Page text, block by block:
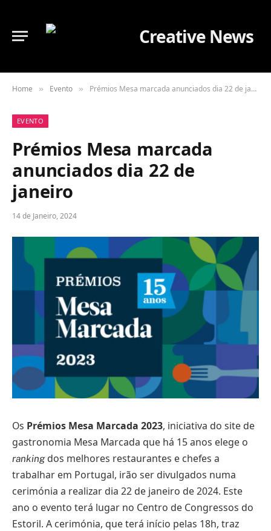
Home » Evento » Prémios Mesa marcada anunciados dia 22 de janeiro
EVENTO
Prémios Mesa marcada
anunciados dia 22 de
janeiro
14 de Janeiro, 2024
Os Prémios Mesa Marcada 2023, iniciativa do site de
gastronomia Mesa Marcada que há 15 anos elege o
rankingdos melhores restaurantes e chefes a
trabalhar em Portugal, irão ser divulgados numa
cerimónia a realizar dia 22 de janeiro de 2024. Este
ano o evento terá lugar no Centro de Congressos do
Estoril. A cerimónia, que terá início pelas 18h, traz